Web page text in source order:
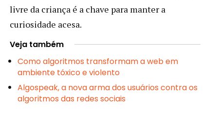
livre da criança é a chave para manter a
curiosidade acesa.
Veja também
Como algoritmos transformam a web em
ambiente tóxico e violento
Algospeak, a nova arma dos usuários contra os
algoritmos das redes sociais